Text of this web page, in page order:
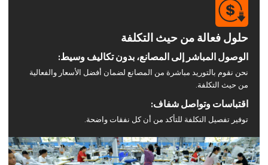
حلول فعالة من حيث التكلفة
الوصول المباشر إلى المصانع، بدون تكاليف وسيط:
نحن نقوم بالتوريد مباشرة من المصانع لضمان أفضل الأسعار والفعالية
من حيث التكلفة.
اقتباسات وتواصل شفاف:
توفير تفصيل التكلفة للتأكد من أن كل نفقات واضحة.